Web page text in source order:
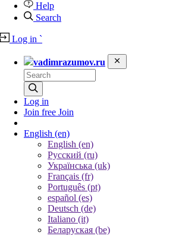
Help
Search
Log in `
vadimrazumov.ru
Log in
Join free Join
English (en)
English (en)
Русский (ru)
Українська (uk)
Français (fr)
Português (pt)
español (es)
Deutsch (de)
Italiano (it)
Беларуская (be)